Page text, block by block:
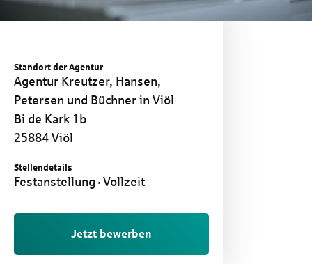
Standort der Agentur
Agentur Kreutzer, Hansen,
Petersen und Büchner in Viöl
Bi de Kark 1b
25884 Viöl
Stellendetails
Festanstellung Vollzeit
Jetzt bewerben